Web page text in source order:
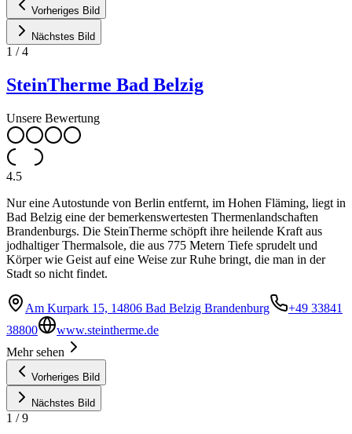
Vorheriges Bild
Nächstes Bild
1 /4
SteinTherme Bad Belzig
Unsere Bewertung
4.5
Nur eine Autostunde von Berlin entfernt, im Hohen Fläming, liegt in
Bad Belzig eine der bemerkenswertesten Thermenlandschaften
Brandenburgs. Die SteinTherme schöpft ihre heilende Kraft aus
jodhaltiger Thermalsole, die aus 775 Metern Tiefe sprudelt und
Körper wie Geist auf eine Weise zur Ruhe bringt, die man in der
Stadt so nicht findet.
Am Kurpark 15, 14806 Bad Belzig Brandenburg
+49 33841
38800
www.steintherme.de
Mehr sehen
Vorheriges Bild
Nächstes Bild
1 /9